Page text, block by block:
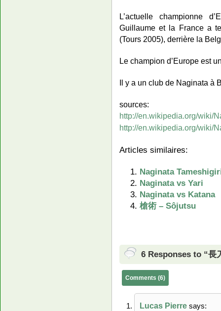
L’actuelle championne
Guillaume et la France a
(Tours 2005), derrière la
Le champion d’Europe est
Il y a un club de Naginata à
sources:
http://en.wikipedia.org/wiki/
http://en.wikipedia.org/wiki/
Articles similaires:
Naginata
Naginata vs Yari
Naginata vs Katana
槍術 – Sôjutsu
6 Responses to “長
Comments (6)
Lucas Pierre says: